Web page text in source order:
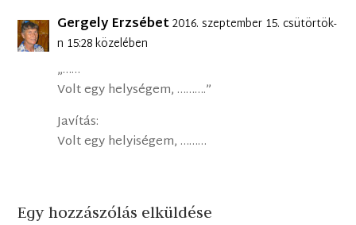
Gergely Erzsébet2016. szeptember 15. csütörtök-
n 15:28 közelében
„……
Volt egy helységem, ……….”
Javítás:
Volt egy helyiségem, ………
Egy hozzászólás elküldése